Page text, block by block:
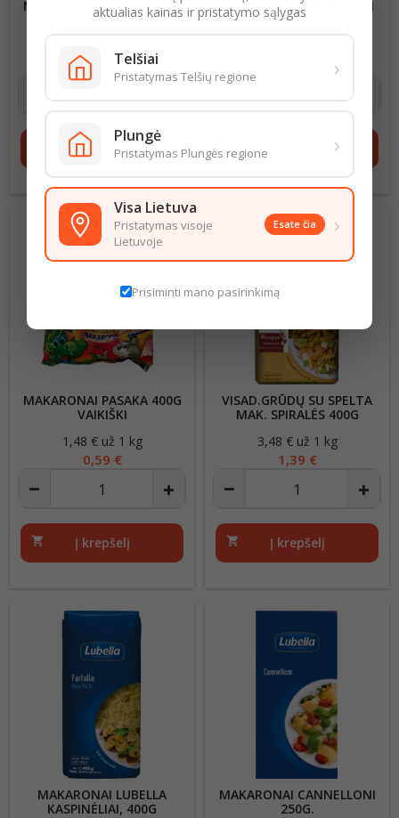
MAKARONAI PASAKA 400G
VERMIŠĖLIAI
0,59 €
Į krepšelį
MAKARONAI GINTARINIAI
KRIAUKLĖS 400G
MAKARONAI PASAKA 400G
VAIKIŠKI
Kaina
1,48 € už 1 kg
0,59 €
shopping_cart Į krepšelį
VISAD.GRŪDŲ SU SPELTA
MAK. SPIRALĖS 400G
Kaina
3,48 € už 1 kg
1,39 €
shopping_cart Į krepšelį
MAKARONAI LUBELLA
KASPINĖLIAI, 400G
MAKARONAI CANNELLONI
250G.
aktualias kainas ir pristatymo sąlygas
Telšiai
Pristatymas Telšių regione ›
Plungė
Pristatymas Plungės regione ›
Visa Lietuva
Pristatymas visoje
Lietuvoje
Esate čia ›
Prisiminti mano pasirinkimą